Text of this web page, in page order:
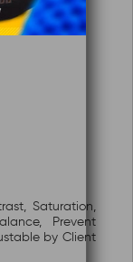
Saturation,
Prevent
by Client